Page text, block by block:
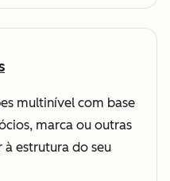
multinível com base
marca ou outras
à estrutura do seu